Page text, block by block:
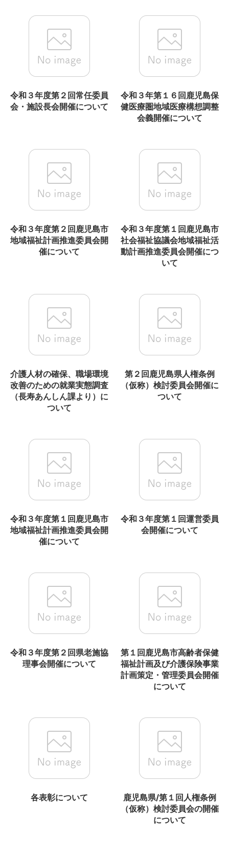
令和３年度第２回常任委員
会・施設長会開催について
令和３年第１６回鹿児島保
健医療圏地域医療構想調整
会義開催について
令和３年度第２回鹿児島市
地域福祉計画推進委員会開
催について
令和３年度第１回鹿児島市
社会福祉協議会地域福祉活
動計画推進委員会開催につ
いて
介護人材の確保、職場環境
改善のための就業実態調査
（長寿あんしん課より）に
ついて
第２回鹿児島県人権条例
（仮称）検討委員会開催に
ついて
令和３年度第１回鹿児島市
地域福祉計画推進委員会開
催について
令和３年度第１回運営委員
会開催について
令和３年度第２回県老施協
理事会開催について
第１回鹿児島市高齢者保健
福祉計画及び介護保険事業
計画策定・管理委員会開催
について
各表彰について
鹿児島県/第１回人権条例
（仮称）検討委員会の開催
について